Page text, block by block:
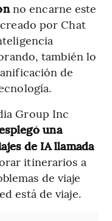
no encarne este
por Chat
también lo
de
Group Inc
una
de IA llamada
itinerarios a
de viaje
está de viaje.